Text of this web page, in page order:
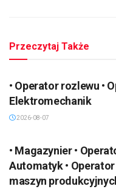
Przeczytaj Także
• Operator rozlewu •
Elektromechanik
2026-08-07
• Magazynier •
Automatyk •
maszyn